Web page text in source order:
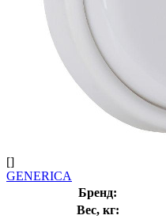
[]
GENERICA
Бренд:
Вес, кг: